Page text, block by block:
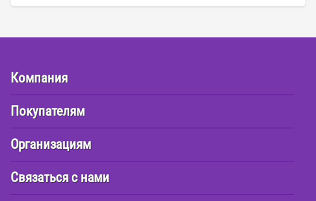
Компания
Покупателям
Организациям
Связаться с нами